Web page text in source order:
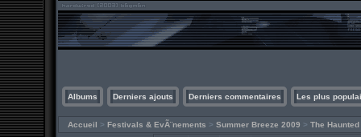
Albums Derniers ajouts Derniers commentaires Les plus
Accueil > Festivals & EvÃ¨nements > Summer Breeze 2009 > The Haunted